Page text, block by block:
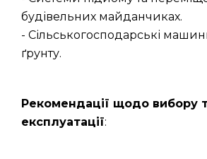
будівельних майданчиках.
- Сільськогосподарські
ґрунту.
Рекомендації щодо вибору
експлуатації: